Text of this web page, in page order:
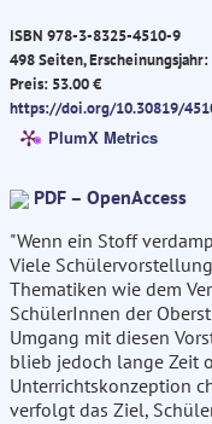
ISBN 978-3-8325-4510-9
498 Seiten,
Preis: 53.00 €
https://doi.org/10.30819/
PlumX Metrics
PDF – OpenAccess
"Wenn ein Stoff
Viele
Thematiken wie dem
SchülerInnen der
Umgang mit diesen
blieb jedoch lange Zeit
Unterrichtskonzeption
verfolgt das Ziel,